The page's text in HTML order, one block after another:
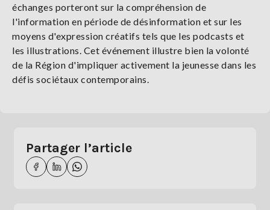
échanges porteront sur la compréhension de
l'information en période de désinformation et sur les
moyens d'expression créatifs tels que les podcasts et
les illustrations. Cet événement illustre bien la volonté
de la Région d'impliquer activement la jeunesse dans les
défis sociétaux contemporains.
Partager l’article